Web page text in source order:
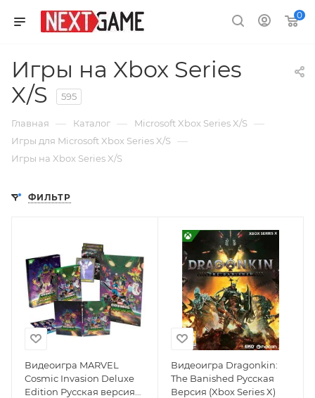
0
Игры на Xbox Series
X/S
595
Главная — Каталог — Microsoft Xbox Series X/S —
Игры для Microsoft Xbox Series X/S —
Игры на Xbox Series X/S
ФИЛЬТР
Видеоигра MARVEL
Cosmic Invasion Deluxe
Edition Русская версия
Видеоигра Dragonkin:
The Banished Русская
Версия (Xbox Series X)